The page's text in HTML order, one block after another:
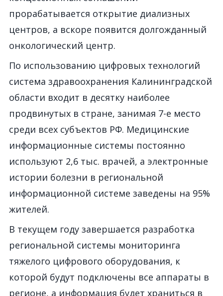
прорабатывается открытие диализных
центров, а вскоре появится долгожданный
онкологический центр.
По использованию цифровых технологий
система здравоохранения Калининградской
области входит в десятку наиболее
продвинутых в стране, занимая 7-е место
среди всех субъектов РФ. Медицинские
информационные системы постоянно
используют 2,6 тыс. врачей, а электронные
истории болезни в региональной
информационной системе заведены на 95%
жителей.
В текущем году завершается разработка
региональной системы мониторинга
тяжелого цифрового оборудования, к
которой будут подключены все аппараты в
регионе, а информация будет храниться в